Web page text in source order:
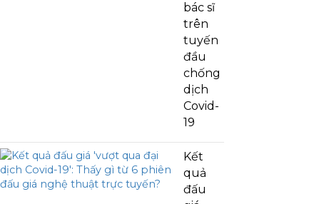
bác sĩ
trên
tuyến
đầu
chống
dịch
Covid-
19
Kết
quả
đấu